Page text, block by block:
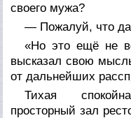
своего мужа?
— Пожалуй, что
«Но это ещё не
высказал свою
от дальнейших
Тихая
просторный зал